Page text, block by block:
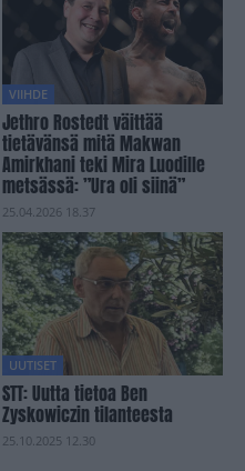
VIIHDE
Jethro Rostedt väittää
tietävänsä mitä Makwan
Amirkhani teki Mira Luodille
metsässä: ”Ura oli siinä”
25.04.2026 18.37
UUTISET
STT: Uutta tietoa Ben
Zyskowiczin tilanteesta
25.10.2025 12.30